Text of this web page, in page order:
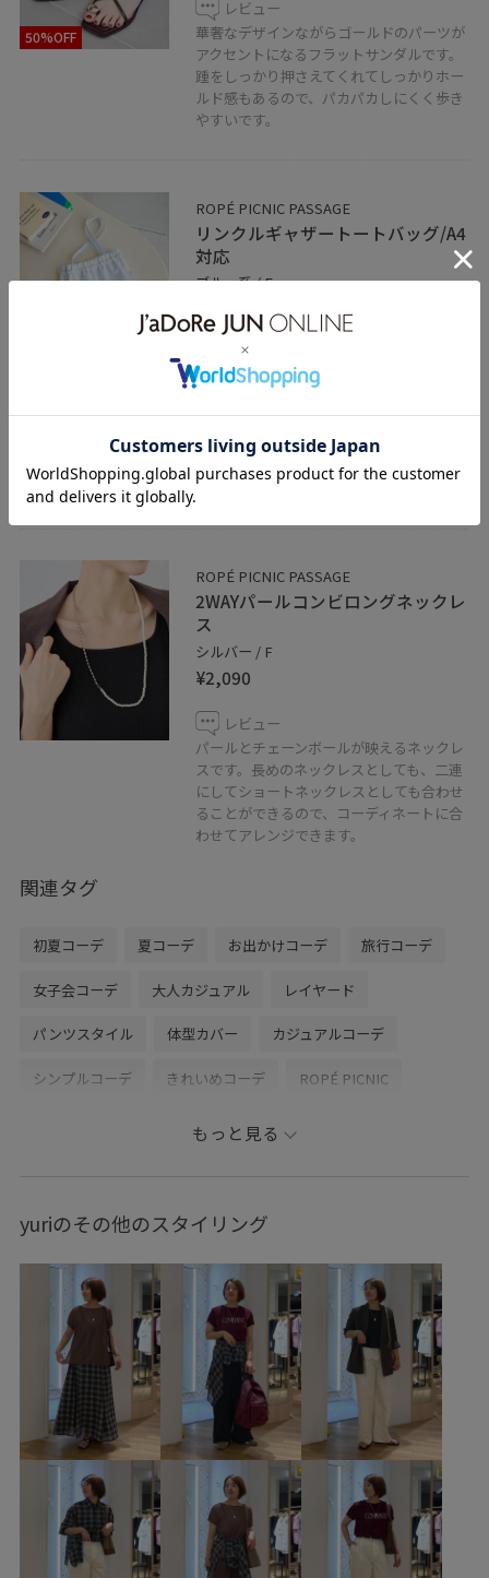
50%OFF
レビュー
華奢なデザインながらゴールドのパーツが
アクセントになるフラットサンダルです。
踵をしっかり押さえてくれてしっかりホー
ルド感もあるので、パカパカしにくく歩き
やすいです。
ROPÉ PICNIC PASSAGE
リンクルギャザートートバッグ/A4
対応
ブルー系 / F
¥1,997
レビュー
上品なツヤ感で大人っぽく合わせて頂ける
けがしやすく、縦型トートバッグなので、
持った時の収まりも良いです。ギャザーデ
ザインがシンプル過ぎないデザインで、お
洒落見えも叶います。
ROPÉ PICNIC PASSAGE
2WAYパールコンビロングネックレ
ス
シルバー / F
¥2,090
レビュー
パールとチェーンボールが映えるネックレ
スです。長めのネックレスとしても、二連
にしてショートネックレスとしても合わせ
ることができるので、コーディネートに合
わせてアレンジできます。
関連タグ
初夏コーデ 夏コーデ お出かけコーデ 旅行コーデ
女子会コーデ 大人カジュアル レイヤード
パンツスタイル 体型カバー カジュアルコーデ
シンプルコーデ きれいめコーデ ROPÉ PICNIC
敏感
テーラードジャケット
GDM16320 GDS16250 GDV16230 GIA16240
GIX16210 GIZ16130 26mother'sday 26RPUVCARE
26SS10 26SS10r 26SS15 26SS20 26SS20dp
26SSRPジャケット 26SSRP羽織り
26SS_エアリーリネンライク 26SS_ジョーゼット
26SSエアリーリネンライク RP26SS
RP26SS着映えトップス Tシャツ UVカット きれいめ
もっと見る
yuriのその他のスタイリング